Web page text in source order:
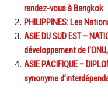
rendez-vous à Bangkok
PHILIPPINES: Les
ASIE DU SUD EST –
développement de
ASIE PACIFIQUE –
synonyme